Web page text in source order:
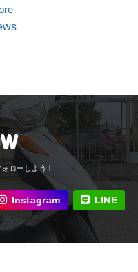
Instagram LINE